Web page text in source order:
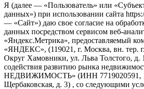
Я (далее — «Пользователь» или
данных») при использовании сайта
— «Сайт») даю свое согласие на
данных посредством сервисом веб-
«Яндекс.Метрика», предоставляемый
«ЯНДЕКС», (119021, г. Москва, вн. тер.
Округ Хамовники, ул. Льва Толстого, д.
содействия развитию рынка
НЕДВИЖИМОСТЬ» (ИНН 7719020591,
Щербаковская, д. 3) , со следующими